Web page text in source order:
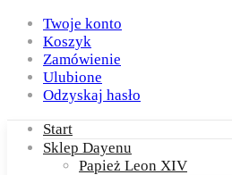
Twoje konto
Koszyk
Zamówienie
Ulubione
Odzyskaj hasło
Start
Sklep Dayenu
Papież Leon XIV